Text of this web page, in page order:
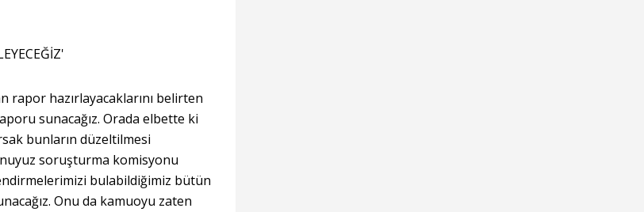
rapor hazırlayacaklarını belirten
sunacağız. Orada elbette ki
bunların düzeltilmesi
soruşturma komisyonu
bulabildiğimiz bütün
Onu da kamuoyu zaten